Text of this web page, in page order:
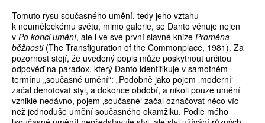
Tomuto rysu současného umění, tedy jeho vztahu
k neuměleckému světu, mimo galerie, se Danto věnuje nejen
v Po konci umění, ale i ve své první slavné knize Proměna
běžnosti(The Transfiguration of the Commonplace, 1981). Za
pozornost stojí, že uvedený popis může poskytnout určitou
odpověď na paradox, který Danto identifikuje v samotném
termínu „současné umění“: „Podobně jako pojem ‚moderní‘
začal denotovat styl, a dokonce období, a nikoli pouze umění
vzniklé nedávno, pojem ‚současné‘ začal označovat něco víc
než jednoduše umění současného okamžiku. Podle mého